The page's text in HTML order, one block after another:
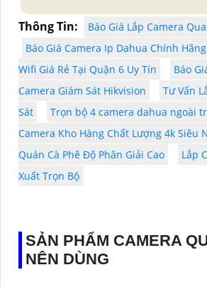
Thông Tin:
Báo Giá Lắp Camera
Báo Giá Camera Ip Dahua Chính Hãng
Wifi Giá Rẻ Tại Quận 6 Uy Tín
Báo
Camera Giám Sát Hikvision
Tư Vấn
Sát
Trọn bộ 4 camera dahua ngoài
Camera Kho Hàng Chất Lượng 4k Siêu
Quán Cà Phê Độ Phân Giải Cao
Lắp
Xuất Trọn Bộ
SẢN PHẨM CAMERA
NÊN DÙNG